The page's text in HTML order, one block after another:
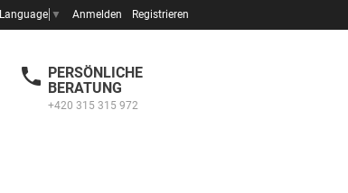
Anmelden Registrieren
▼
PERSÖNLICHE
BERATUNG
+420 315 315 972